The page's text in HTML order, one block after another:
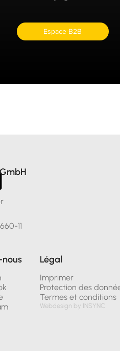
Espace B2B
11
Légal
Imprimer
Protection des
Termes et conditions
Webdesign by INSYNC